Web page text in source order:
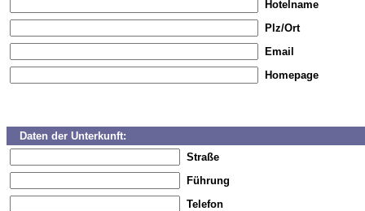
Hotelname
Plz/Ort
Email
Homepage
Daten der Unterkunft:
Straße
Führung
Telefon